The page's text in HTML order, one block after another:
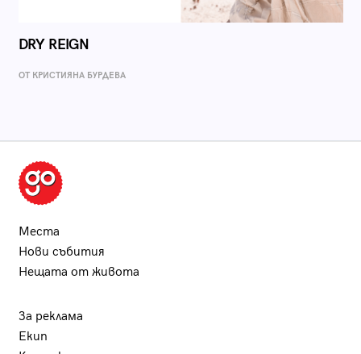
DRY REIGN
ОТ КРИСТИЯНА БУРДЕВА
Места
Нови събития
Нещата от живота
За реклама
Екип